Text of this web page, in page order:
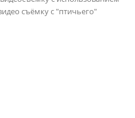
съёмку с "птичьего"